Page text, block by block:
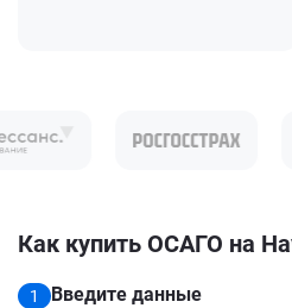
Как купить ОСАГО на
1
Введите данные